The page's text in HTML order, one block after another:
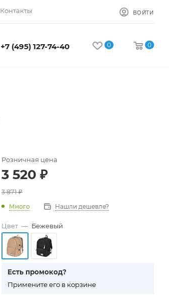
Контакты ВОЙТИ
+7 (495) 127-74-40 0 0
Розничная цена
3 520 ₽
3 871₽
Много Нашли дешевле?
Цвет — Бежевый
Есть промокод?
Примените его в корзине